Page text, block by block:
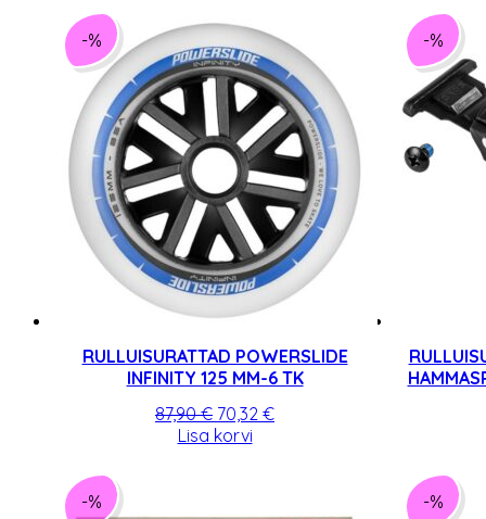
-%
RULLUISURATTAD POWERSLIDE
INFINITY 125 MM-6 TK
87,90€ Algne
hind
70,32 €Praegune
Lisa korvi
-%
-% -%